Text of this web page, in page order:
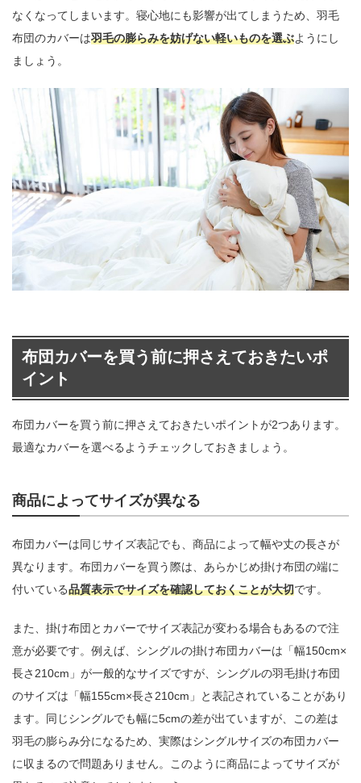
なくなってしまいます。寝心地にも影響が出てしまうため、羽毛
布団のカバーは羽毛の膨らみを妨げない軽いものを選ぶようにし
ましょう。
布団カバーを買う前に押さえておきたいポ
イント
布団カバーを買う前に押さえておきたいポイントが2つあります。
最適なカバーを選べるようチェックしておきましょう。
商品によってサイズが異なる
布団カバーは同じサイズ表記でも、商品によって幅や丈の長さが
異なります。布団カバーを買う際は、あらかじめ掛け布団の端に
付いている品質表示でサイズを確認しておくことが大切です。
また、掛け布団とカバーでサイズ表記が変わる場合もあるので注
意が必要です。例えば、シングルの掛け布団カバーは「幅150cm×
長さ210cm」が一般的なサイズですが、シングルの羽毛掛け布団
のサイズは「幅155cm×長さ210cm」と表記されていることがあり
ます。同じシングルでも幅に5cmの差が出ていますが、この差は
羽毛の膨らみ分になるため、実際はシングルサイズの布団カバー
に収まるので問題ありません。このように商品によってサイズが